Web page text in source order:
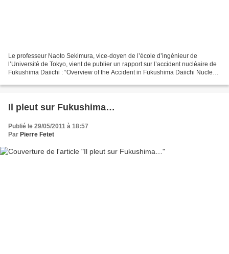
Le professeur Naoto Sekimura, vice-doyen de l’école d’ingénieur de
l’Université de Tokyo, vient de publier un rapport sur l’accident nucléaire de
Fukushima Daiichi : “Overview of the Accident in Fukushima Daiichi Nuclear
Il pleut sur Fukushima…
Publié le 29/05/2011 à 18:57
Par Pierre Fetet